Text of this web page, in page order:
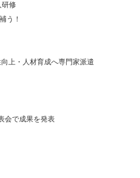
修
う！
上・人材育成へ専門家派遣
会で成果を発表